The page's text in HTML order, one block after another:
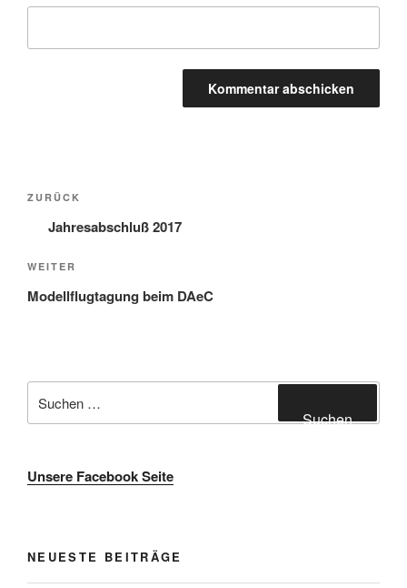
Beitragsnavigation
Vorheriger
Beitrag
ZURÜCK
Jahresabschluß 2017
Nächster
Beitrag
WEITER
Modellflugtagung beim DAeC
nach:
Suchen
Unsere Facebook Seite
NEUESTE BEITRÄGE